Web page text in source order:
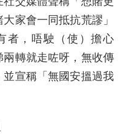
家會一同抵抗荒謬」
者，唔駛（使）擔心
轉就走咗呀，無收傳
宣稱「無國安搵過我